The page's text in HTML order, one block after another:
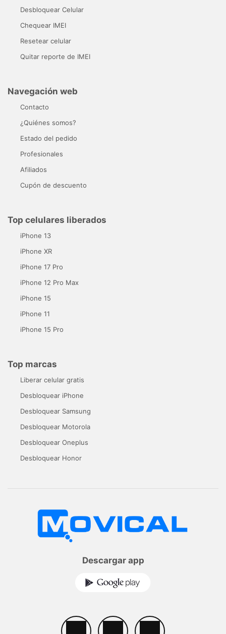
Desbloquear Celular
Chequear IMEI
Resetear celular
Quitar reporte de IMEI
Navegación web
Contacto
¿Quiénes somos?
Estado del pedido
Profesionales
Afiliados
Cupón de descuento
Top celulares liberados
iPhone 13
iPhone XR
iPhone 17 Pro
iPhone 12 Pro Max
iPhone 15
iPhone 11
iPhone 15 Pro
Top marcas
Liberar celular gratis
Desbloquear iPhone
Desbloquear Samsung
Desbloquear Motorola
Desbloquear Oneplus
Desbloquear Honor
Descargar app